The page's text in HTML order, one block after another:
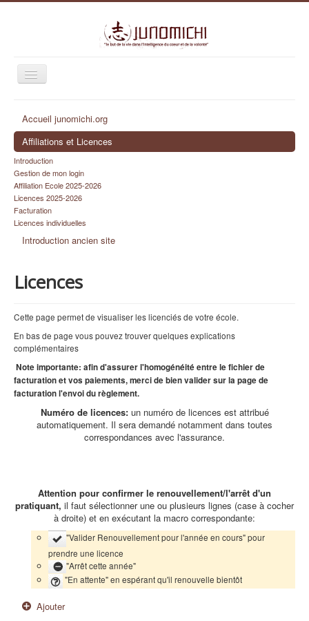
Basculer
la
Mot de passe
Se souvenir de moi
Connexion
Identifiant oublié ?
Mot de passe oublié ?
Accueil junomichi.org
Affiliations et Licences
Introduction
Gestion de mon login
Affiliation Ecole 2025-2026
Licences 2025-2026
Facturation
Licences individuelles
Introduction ancien site
Licences
Cette page permet de visualiser les licenciés de votre école.
En bas de page vous pouvez trouver quelques explications
complémentaires
Note importante: afin d'assurer l'homogénéité entre le fichier de
facturation et vos paiements, merci de bien valider sur la page de
facturation l'envoi du règlement.
Numéro de licences:un numéro de licences est attribué
automatiquement. Il sera demandé notamment dans toutes
correspondances avec l'assurance.
Attention pour confirmer le renouvellement/l'arrêt d'un
pratiquant, il faut sélectionner une ou plusieurs lignes (case à cocher
à droite) et en exécutant la macro correspondante:
"Valider Renouvellement pour l'année en cours" pour
prendre une licence
"Arrêt cette année"
"En attente" en espérant qu'il renouvelle bientôt
Ajouter